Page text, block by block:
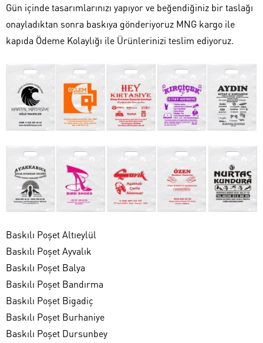
Gün içinde tasarımlarınızı yapıyor ve beğendiğiniz bir taslağı
onayladıktan sonra baskıya gönderiyoruz MNG kargo ile
kapıda Ödeme Kolaylığı ile Ürünlerinizi teslim ediyoruz.
Baskılı Poşet Altıeylül
Baskılı Poşet Ayvalık
Baskılı Poşet Balya
Baskılı Poşet Bandırma
Baskılı Poşet Bigadiç
Baskılı Poşet Burhaniye
Baskılı Poşet Dursunbey